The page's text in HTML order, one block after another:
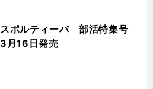
スポルティーバ 部活特集号
3月16日発売